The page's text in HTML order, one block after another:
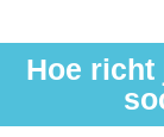
Hoe richt